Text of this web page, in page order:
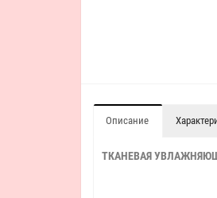
Описание
ТКАНЕВАЯ